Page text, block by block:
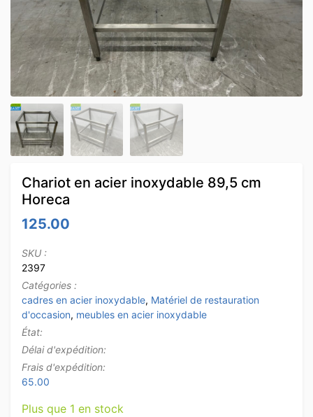
Chariot en acier inoxydable 89,5 cm
Horeca
125.00
SKU :
2397
Catégories :
cadres en acier inoxydable, Matériel de restauration
d'occasion, meubles en acier inoxydable
État:
Délai d'expédition:
Frais d'expédition:
65.00
Plus que 1 en stock